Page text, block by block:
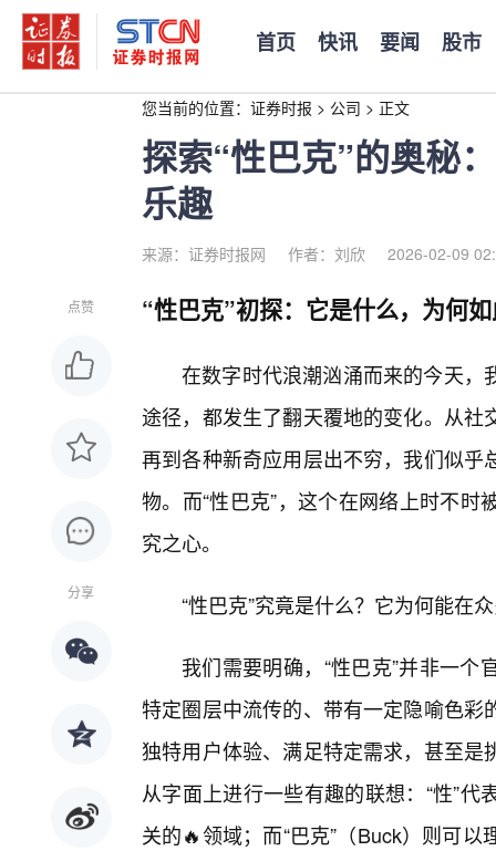
首页 快讯 要闻 股市
您当前的位置： 证券时报 > 公司 > 正文
探索“性巴克”的奥秘
乐趣
来源：证券时报网 作者：刘欣 2026-02-09
点赞
分享
“性巴克”初探：它是什么，为何
在数字时代浪潮汹涌而来的今天，
途径，都发生了翻天覆地的变化。从
再到各种新奇应用层出不穷，我们似
物。而“性巴克”，这个在网络上时不
究之心。
“性巴克”究竟是什么？它为何能在
我们需要明确，“性巴克”并非一
特定圈层中流传的、带有一定隐喻色
独特用户体验、满足特定需求，甚至
从字面上进行一些有趣的联想：“性”
关的🔥领域；而“巴克”（Buck）则可以